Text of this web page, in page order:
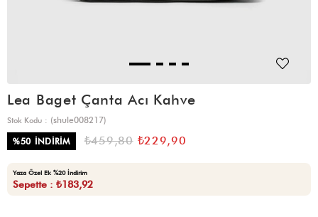
Lea Baget Çanta Acı Kahve
Stok Kodu
(shule008217)
%50 İNDIRIM ₺459,80 ₺229,90
Yaza Özel Ek %20 İndirim
Sepette : ₺183,92